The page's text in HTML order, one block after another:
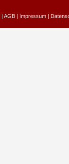
| AGB | Impressum |